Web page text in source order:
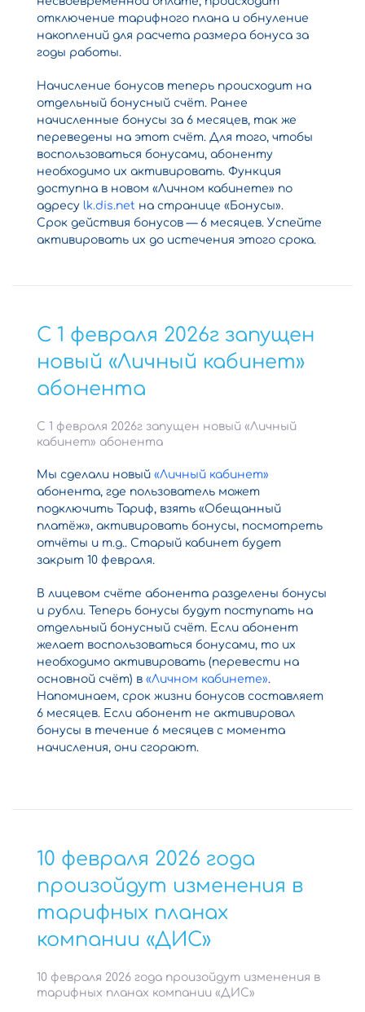
отключение тарифного плана и обнуление
накоплений для расчета размера бонуса за
годы работы.
Начисление бонусов теперь происходит на
отдельный бонусный счёт. Ранее
начисленные бонусы за 6 месяцев, так же
переведены на этот счёт. Для того, чтобы
воспользоваться бонусами, абоненту
необходимо их активировать. Функция
доступна в новом «Личном кабинете» по
адресу lk.dis.net на странице «Бонусы».
Срок действия бонусов — 6 месяцев. Успейте
активировать их до истечения этого срока.
С 1 февраля 2026г запущен
новый «Личный кабинет»
абонента
С 1 февраля 2026г запущен новый «Личный
кабинет» абонента
Мы сделали новый «Личный кабинет»
абонента, где пользователь может
подключить Тариф, взять «Обещанный
платёж», активировать бонусы, посмотреть
отчёты и т.д.. Старый кабинет будет
закрыт 10 февраля.
В лицевом счёте абонента разделены бонусы
и рубли. Теперь бонусы будут поступать на
отдельный бонусный счёт. Если абонент
желает воспользоваться бонусами, то их
необходимо активировать (перевести на
основной счёт) в «Личном кабинете».
Напоминаем, срок жизни бонусов составляет
6 месяцев. Если абонент не активировал
бонусы в течение 6 месяцев с момента
начисления, они сгорают.
10 февраля 2026 года
произойдут изменения в
тарифных планах
компании «ДИС»
10 февраля 2026 года произойдут изменения в
тарифных планах компании «ДИС»